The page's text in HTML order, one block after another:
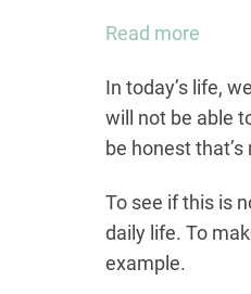
Read more
to
Free
Your
from
In today’s life,
will not be able
be honest
To see if this is
daily life. To
example.